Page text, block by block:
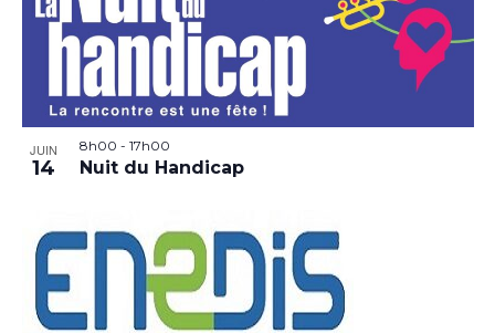
JUIN
14
8h00 - 17h00
Nuit du Handicap